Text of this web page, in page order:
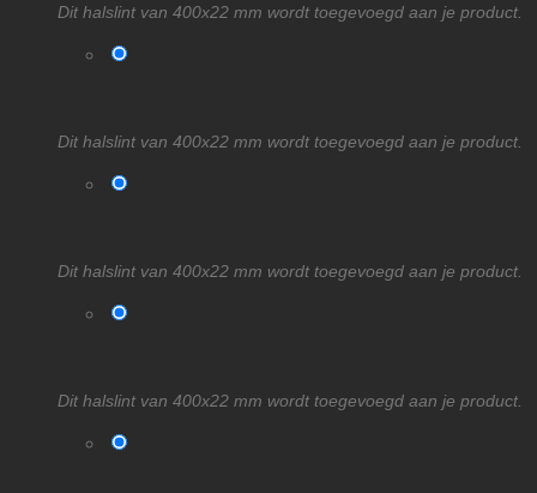
Dit halslint van 400x22 mm wordt toegevoegd aan je product.
Dit halslint van 400x22 mm wordt toegevoegd aan je product.
Dit halslint van 400x22 mm wordt toegevoegd aan je product.
Dit halslint van 400x22 mm wordt toegevoegd aan je product.